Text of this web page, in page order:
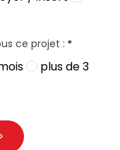
ce projet : *
plus de 3